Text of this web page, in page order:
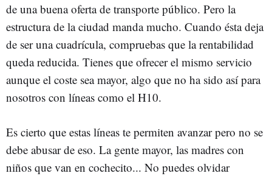
de una buena oferta de transporte público. Pero la
estructura de la ciudad manda mucho. Cuando ésta deja
de ser una cuadrícula, compruebas que la rentabilidad
queda reducida. Tienes que ofrecer el mismo servicio
aunque el coste sea mayor, algo que no ha sido así para
nosotros con líneas como el H10.
Es cierto que estas líneas te permiten avanzar pero no se
debe abusar de eso. La gente mayor, las madres con
niños que van en cochecito... No puedes olvidar